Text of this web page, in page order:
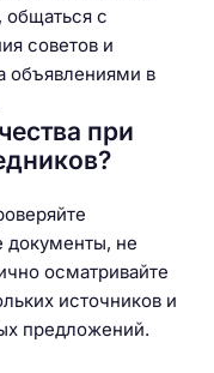
общаться с
советов и
объявлениями в
при
документы, не
осматривайте
источников и
предложений.